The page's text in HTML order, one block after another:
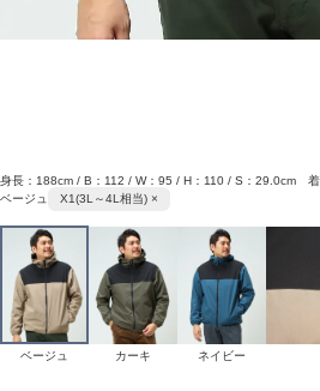
身長：188cm / B：112 / W：95 / H：110 / S：29.0cm 着
ベージュ
X1(3L～4L相当) ×
ベージュ カーキ ネイビー